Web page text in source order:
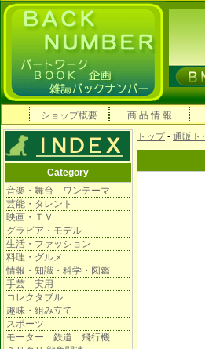
ショップ概要 商 品 情 報
Category
音楽・舞台 ワンテーマ
芸能・タレント
映画・ＴＶ
グラビア・モデル
生活・ファッション
料理・グルメ
情報・知識・科学・図鑑
手芸 実用
コレクタブル
趣味・組み立て
スポーツ
モーター 鉄道 飛行機
トップ- 通販ト